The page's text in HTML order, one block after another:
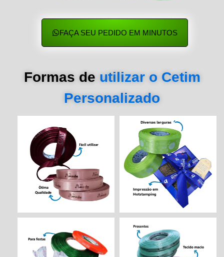
FAÇA SEU PEDIDO EM MINUTOS
Formas de utilizar o Cetim
Personalizado